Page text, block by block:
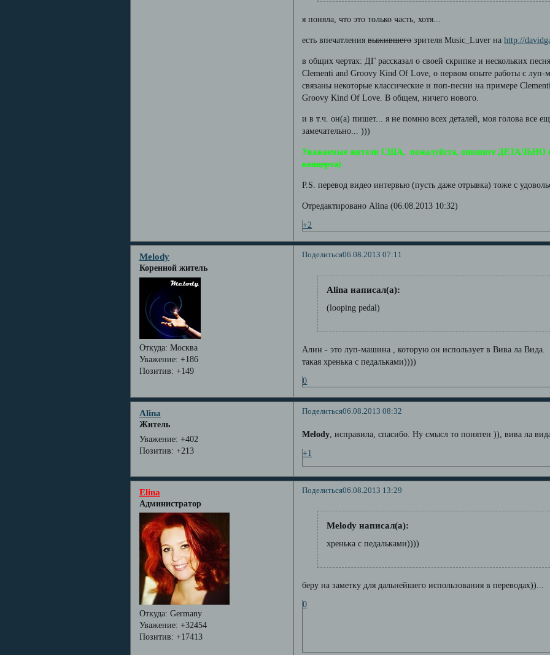
я поняла, что это только часть, хотя...
есть впечатлениявыжившегозрителя Music_Luver наhttp://
в общих чертах: ДГ рассказал о своей скрипке и нескольких
Clementi and Groovy Kind Of Love, о первом опыте работы с
связаны некоторые классические и поп-песни на примере
Groovy Kind Of Love. В общем, ничего нового.
и в т.ч. он(а) пишет... я не помню всех деталей, моя голова все
замечательно... )))
Уважаемые жители США, пожалуйста, опишите ДЕТАЛЬНО
концерта)
P.S. перевод видео интервью (пусть даже отрывка) тоже с
Отредактировано Alina (06.08.2013 10:32)
+2
Поделиться06.08.2013 07:11
Melody
Коренной житель
Откуда: Москва
Уважение: +186
Позитив: +149
Alina написал(а):
(looping pedal)
Алин - это луп-машина , которую он использует в Вива ла Вида.
такая хренька с педальками))))
0
Поделиться06.08.2013 08:32
Alina
Житель
Уважение: +402
Позитив: +213
Melody , исправила, спасибо. Ну смысл то понятен )), вива ла
+1
Поделиться06.08.2013 13:29
Elina
Администратор
Откуда: Germany
Уважение: +32454
Позитив: +17413
Melody написал(а):
хренька с педальками))))
беру на заметку для дальнейшего использования в переводах))...
0